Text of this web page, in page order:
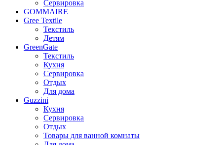
Сервировка
GOMMAIRE
Gree Textile
Текстиль
Детям
GreenGate
Текстиль
Кухня
Сервировка
Отдых
Для дома
Guzzini
Кухня
Сервировка
Отдых
Товары для ванной комнаты